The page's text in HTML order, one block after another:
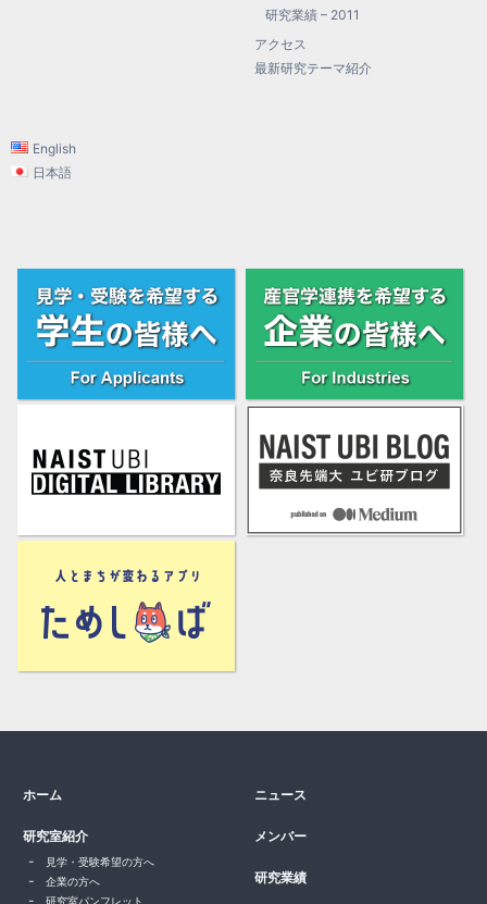
研究業績 – 2011
アクセス
最新研究テーマ紹介
English
日本語
ホーム ニュース
研究室紹介
見学・受験希望の方へ
企業の方へ
研究室パンフレット
メンバー
研究業績